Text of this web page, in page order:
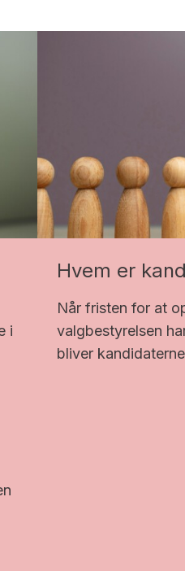
i
Hvem er
Når fristen for at
valgbestyrelsen
bliver